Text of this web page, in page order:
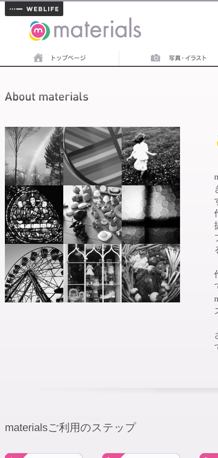
materials
materialsご利用のステップ